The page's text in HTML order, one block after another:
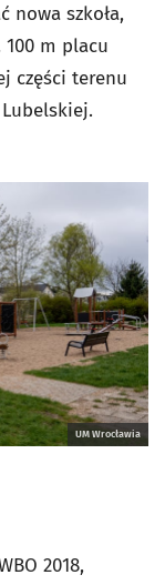
nowa szkoła,
m placu
części terenu
UM Wrocławia
2018,